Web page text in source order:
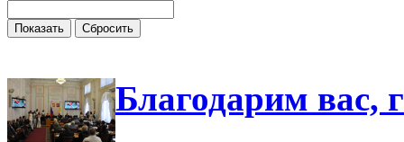
Благодарим вас,